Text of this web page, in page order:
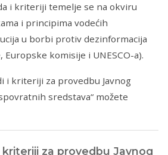
i kriteriji temelje se na okviru
i principima vodećih
u borbi protiv dezinformacija
Europske komisije i UNESCO-a).
i kriteriji za provedbu Javnog
sredstava“ možete
kriteriji za provedbu Javnog